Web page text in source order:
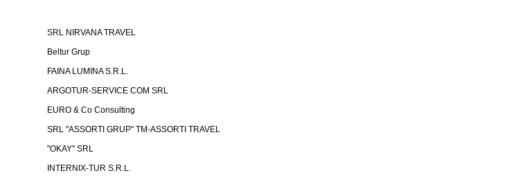
SRL NIRVANA TRAVEL
Beltur Grup
FAINA LUMINA S.R.L.
ARGOTUR-SERVICE COM SRL
EURO & Co Consulting
SRL "ASSORTI GRUP" TM-ASSORTI TRAVEL
"OKAY" SRL
INTERNIX-TUR S.R.L.